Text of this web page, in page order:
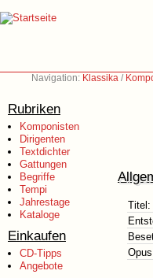
Navigation: Klassika /
Rubriken
Komponisten
Dirigenten
Textdichter
Gattungen
Begriffe
Tempi
Jahrestage
Kataloge
Einkaufen
CD-Tipps
Angebote
Titel: